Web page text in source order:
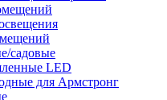
садовые
LED
для Армстронг